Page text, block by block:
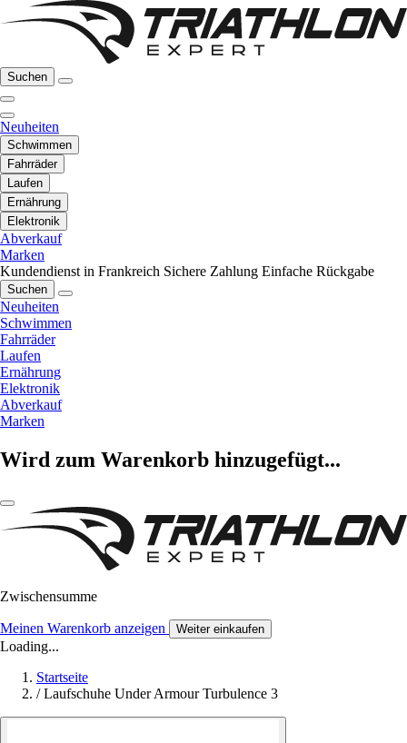
Suchen
Neuheiten
Schwimmen
Fahrräder
Laufen
Ernährung
Elektronik
Abverkauf
Marken
Kundendienst in Frankreich Sichere Zahlung Einfache Rückgabe
Suchen
Neuheiten
Schwimmen
Fahrräder
Laufen
Ernährung
Elektronik
Abverkauf
Marken
Wird zum Warenkorb hinzugefügt...
Zwischensumme
Meinen Warenkorb anzeigen Weiter einkaufen
Loading...
Startseite
/ Laufschuhe Under Armour Turbulence 3